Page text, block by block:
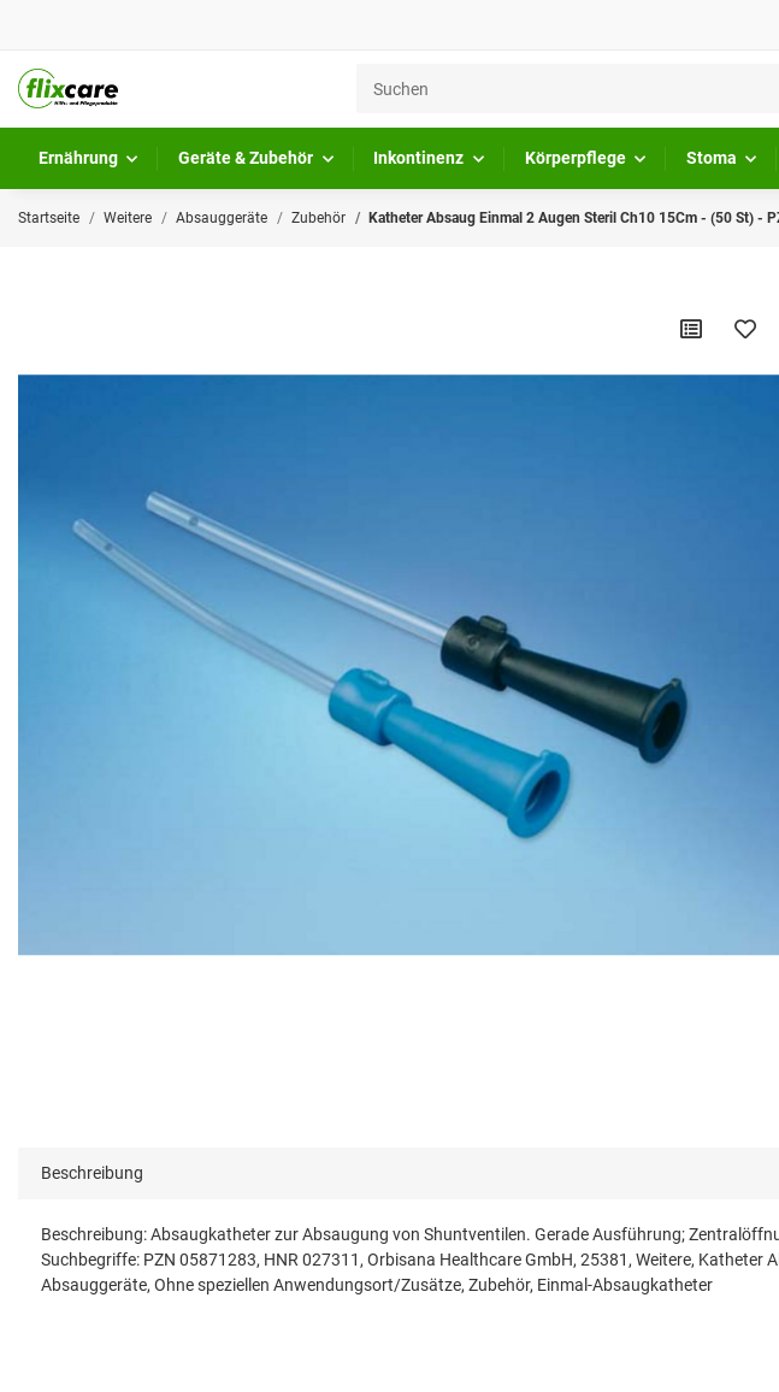
Ernährung Geräte & Zubehör Inkontinenz Körperpflege Stoma
Startseite Weitere Absauggeräte Zubehör Katheter Absaug Einmal 2 Augen Steril Ch10 15Cm - (50 St) -
Beschreibung
Beschreibung: Absaugkatheter zur Absaugung von Shuntventilen. Gerade Ausführung;
Suchbegriffe: PZN 05871283, HNR 027311, Orbisana Healthcare GmbH, 25381, Weitere,
Absauggeräte, Ohne speziellen Anwendungsort/Zusätze, Zubehör, Einmal-Absaugkatheter